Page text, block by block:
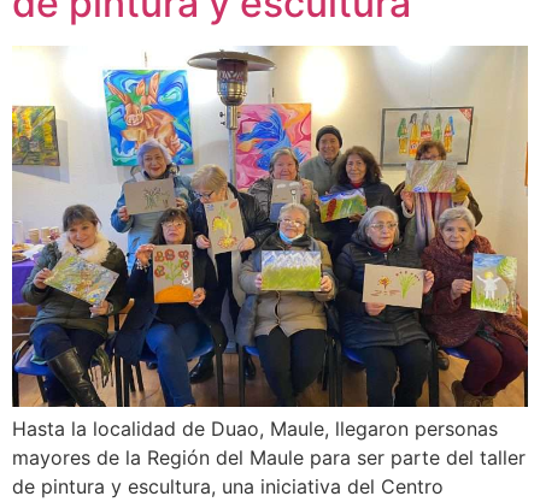
Hasta la localidad de Duao, Maule, llegaron personas
mayores de la Región del Maule para ser parte del taller
de pintura y escultura, una iniciativa del Centro